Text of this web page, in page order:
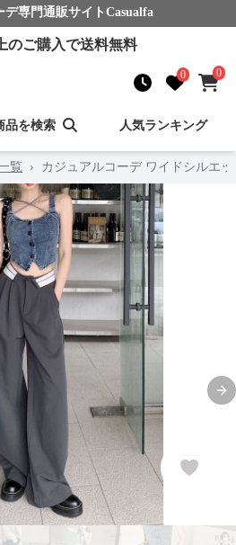
デ専門通販サイト Casualfa
のご購入で送料無料
0 0
品を検索 人気ランキング
覧 › カジュアルコーデ ワイドシルエ